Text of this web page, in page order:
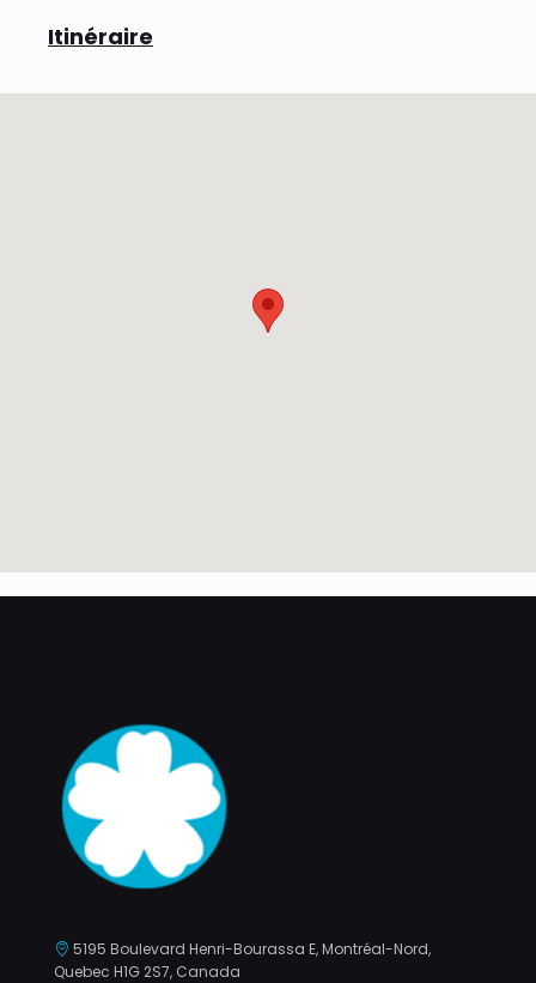
Itinéraire
5195 Boulevard Henri-Bourassa E, Montréal-Nord,
Quebec H1G 2S7, Canada